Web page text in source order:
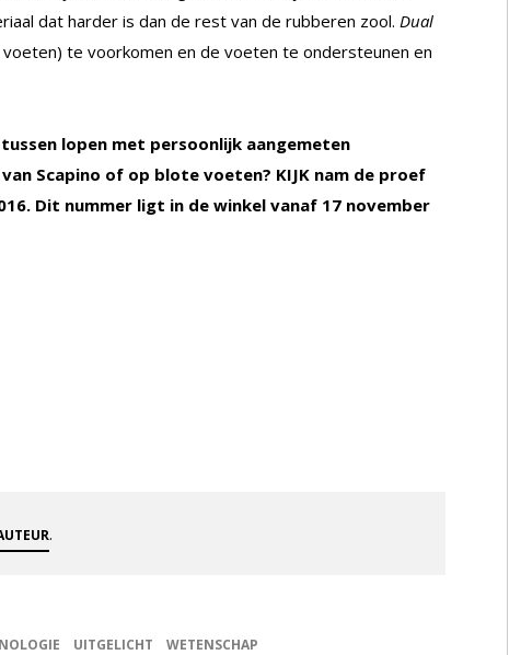
dat harder is dan de rest van de rubberen zool. Dual
te voorkomen en de voeten te ondersteunen en
lopen met persoonlijk aangemeten
Scapino of op blote voeten? KIJK nam de proef
Dit nummer ligt in de winkel vanaf 17 november
.
UITGELICHT WETENSCHAP